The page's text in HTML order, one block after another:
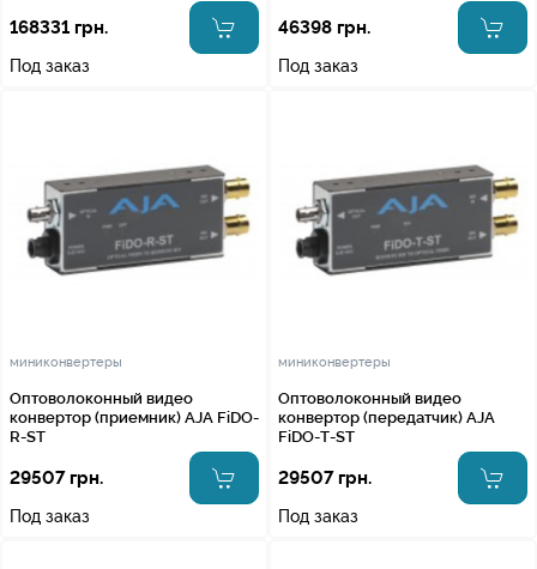
168331 грн.
Под заказ
46398 грн.
Под заказ
миниконвертеры
Оптоволоконный видео
конвертор (приемник) AJA FiDO-
R-ST
29507 грн.
Под заказ
миниконвертеры
Оптоволоконный видео
конвертор (передатчик) AJA
FiDO-T-ST
29507 грн.
Под заказ